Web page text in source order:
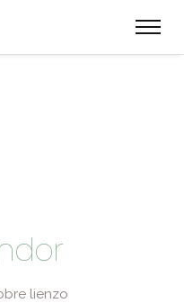
lienzo